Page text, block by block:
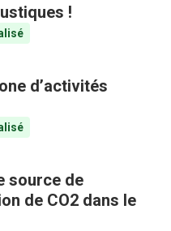
!
d’activités
source de
de CO2 dans le